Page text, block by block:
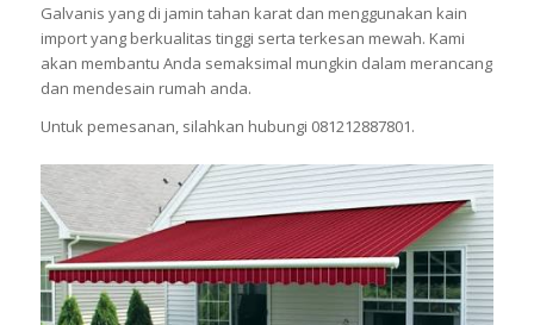
Galvanis yang di jamin tahan karat dan menggunakan kain
import yang berkualitas tinggi serta terkesan mewah. Kami
akan membantu Anda semaksimal mungkin dalam merancang
dan mendesain rumah anda.
Untuk pemesanan, silahkan hubungi 081212887801.